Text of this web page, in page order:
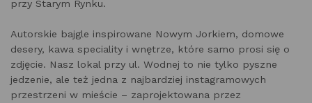
przy Starym Rynku.
Autorskie bajgle inspirowane Nowym Jorkiem, domowe
desery, kawa speciality i wnętrze, które samo prosi się o
zdjęcie. Nasz lokal przy ul. Wodnej to nie tylko pyszne
jedzenie, ale też jedna z najbardziej instagramowych
przestrzeni w mieście – zaprojektowana przez